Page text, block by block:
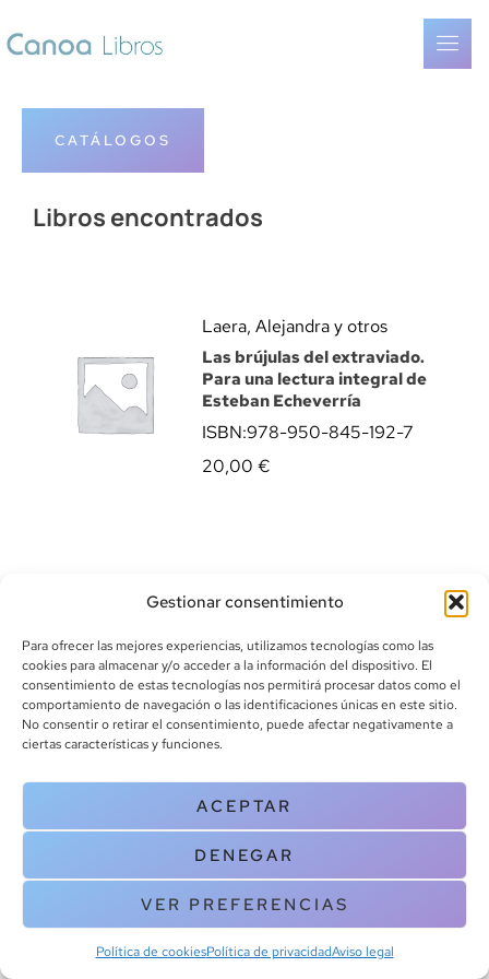
Gestionar consentimiento
Para ofrecer las mejores experiencias, utilizamos tecnologías como las
cookies para almacenar y/o acceder a la información del dispositivo. El
consentimiento de estas tecnologías nos permitirá procesar datos como el
comportamiento de navegación o las identificaciones únicas en este sitio.
No consentir o retirar el consentimiento, puede afectar negativamente a
ciertas características y funciones.
ACEPTAR
DENEGAR
VER PREFERENCIAS
Política de cookiesPolítica de privacidadAviso legal
CATÁLOGOS
Libros encontrados
Laera, Alejandra y otros
Las brújulas del extraviado.
Para una lectura integral de
Esteban Echeverría
ISBN:978-950-845-192-7
20,00 €
info@canoalibros.com
pedidos@canoalibros.com
+34 934 242 391
CONTACTO
Copyright © 2025 Canoa Libros. All Rights Reserved |
cookies
| Aviso legal